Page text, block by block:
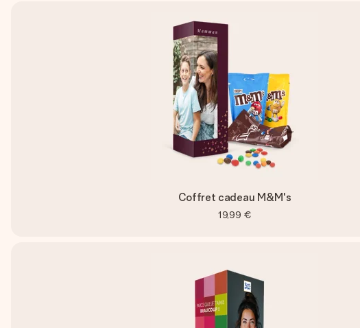
Coffret cadeau M&M's
19,99 €